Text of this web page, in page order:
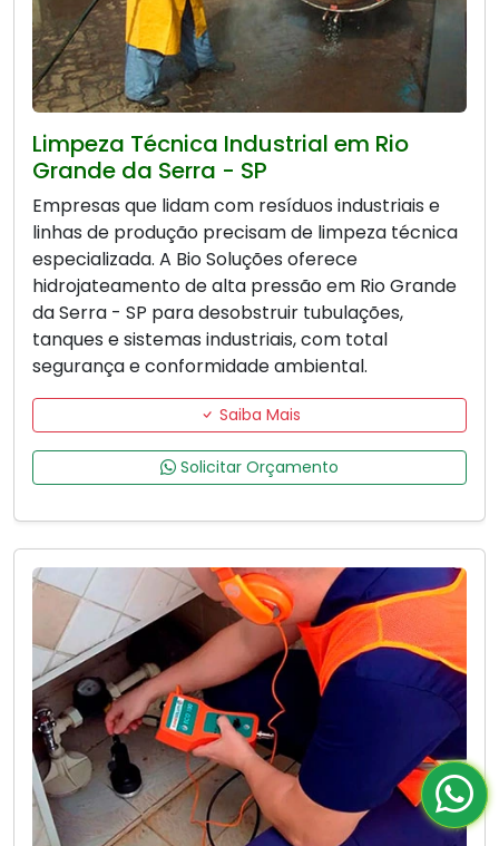
Limpeza Técnica Industrial em Rio
Grande da Serra - SP
Empresas que lidam com resíduos industriais e
linhas de produção precisam de limpeza técnica
especializada. A Bio Soluções oferece
hidrojateamento de alta pressão em Rio Grande
da Serra - SP para desobstruir tubulações,
tanques e sistemas industriais, com total
segurança e conformidade ambiental.
Saiba Mais
Solicitar Orçamento